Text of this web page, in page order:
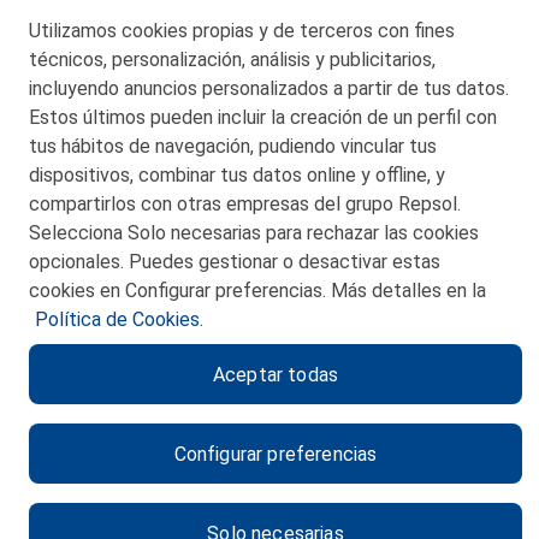
© 2026 Petronor S.A.
CONTACTO
MAPA WEB
POLITICA DE PRIVACIDAD
POLITICA DE COOKIES
CANAL DE ÉTICA
Utilizamos cookies propias y de terceros con fines
técnicos, personalización, análisis y publicitarios,
incluyendo anuncios personalizados a partir de tus datos.
Estos últimos pueden incluir la creación de un perfil con
tus hábitos de navegación, pudiendo vincular tus
dispositivos, combinar tus datos online y offline, y
compartirlos con otras empresas del grupo Repsol.
Selecciona Solo necesarias para rechazar las cookies
opcionales. Puedes gestionar o desactivar estas
cookies en Configurar preferencias. Más detalles en la
Política de Cookies.
Configurar preferencias
Solo necesarias
Aceptar todas